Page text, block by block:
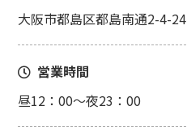
大阪市都島区都島南通2-4-24
営業時間
昼12：00～夜23：00